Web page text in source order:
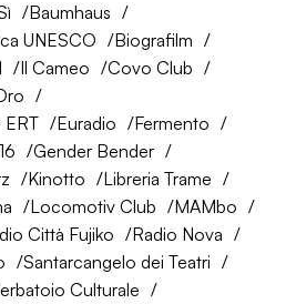
Baumhaus
UNESCO
Biografilm
Il Cameo
Covo Club
ERT
Euradio
Fermento
Gender Bender
Kinotto
Libreria Trame
Locomotiv Club
MAMbo
Città Fujiko
Radio Nova
Santarcangelo dei Teatri
Culturale